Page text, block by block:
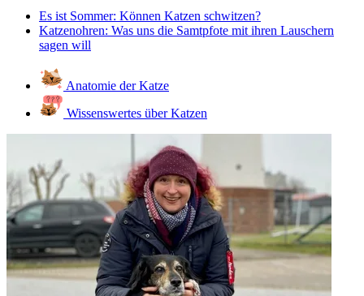
Es ist Sommer: Können Katzen schwitzen?
Katzenohren: Was uns die Samtpfote mit ihren Lauschern
sagen will
Anatomie der Katze
Wissenswertes über Katzen